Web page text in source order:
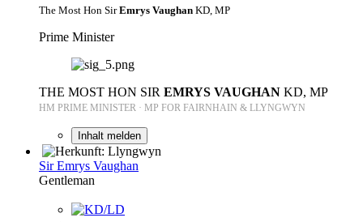
The Most Hon SirEmrys Vaughan KD, MP
Prime Minister
THE MOST HON SIR EMRYS VAUGHAN KD, MP
HM PRIME MINISTER · MP FOR FAIRNHAIN & LLYNGWYN
Inhalt melden
Sir Emrys Vaughan
Gentleman